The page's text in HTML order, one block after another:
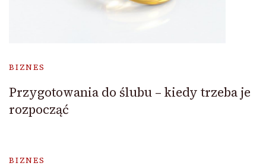
BIZNES
Przygotowania do ślubu – kiedy trzeba je
rozpocząć
BIZNES